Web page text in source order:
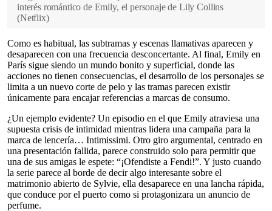
interés romántico de Emily, el personaje de Lily Collins
(Netflix)
Como es habitual, las subtramas y escenas llamativas aparecen y
desaparecen con una frecuencia desconcertante. Al final, Emily en
París sigue siendo un mundo bonito y superficial, donde las
acciones no tienen consecuencias, el desarrollo de los personajes se
limita a un nuevo corte de pelo y las tramas parecen existir
únicamente para encajar referencias a marcas de consumo.
¿Un ejemplo evidente? Un episodio en el que Emily atraviesa una
supuesta crisis de intimidad mientras lidera una campaña para la
marca de lencería… Intimissimi. Otro giro argumental, centrado en
una presentación fallida, parece construido solo para permitir que
una de sus amigas le espete: “¡Ofendiste a Fendi!”. Y justo cuando
la serie parece al borde de decir algo interesante sobre el
matrimonio abierto de Sylvie, ella desaparece en una lancha rápida,
que conduce por el puerto como si protagonizara un anuncio de
perfume.